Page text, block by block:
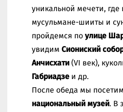
уникальной мечети, где
мусульмане-шииты и
пройдемся по улице
увидим Сиониский
Анчисхати (VI век),
Габриадзе и др.
После обеда мы посетим
национальный музей. В